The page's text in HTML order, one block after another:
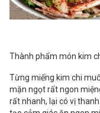
Thành phẩm món kim
Từng miếng kim chi
mặn ngọt rất ngon
rất nhanh, lại có vị